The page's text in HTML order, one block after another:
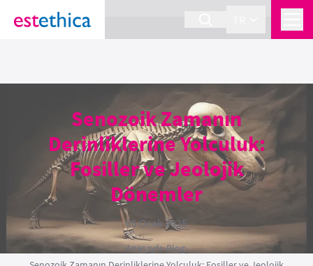
section Service {
Senozoik Zamanın
Derinliklerine Yolculuk:
Fosiller ve Jeolojik
Dönemler
05 Ocak 2025
Anasayfa›Blog›